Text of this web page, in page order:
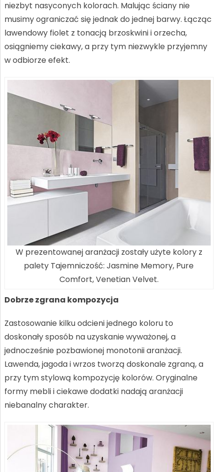
niezbyt nasyconych kolorach. Malując ściany nie
musimy ograniczać się jednak do jednej barwy. Łącząc
lawendowy fiolet z tonacją brzoskwini i orzecha,
osiągniemy ciekawy, a przy tym niezwykle przyjemny
w odbiorze efekt.
W prezentowanej aranżacji zostały użyte kolory z
palety Tajemniczość: Jasmine Memory, Pure
Comfort, Venetian Velvet.
Dobrze zgrana kompozycja
Zastosowanie kilku odcieni jednego koloru to
doskonały sposób na uzyskanie wyważonej, a
jednocześnie pozbawionej monotonii aranżacji.
Lawenda, jagoda i wrzos tworzą doskonale zgraną, a
przy tym stylową kompozycję kolorów. Oryginalne
formy mebli i ciekawe dodatki nadają aranżacji
niebanalny charakter.